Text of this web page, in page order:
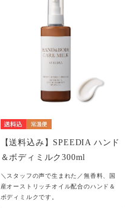
【送料込み】SPEEDIA ハンド
＆ボディミルク300ml
＼スタッフの声で生まれた／無香料、国
産オーストリッチオイル配合のハンド＆
ボディミルクです。